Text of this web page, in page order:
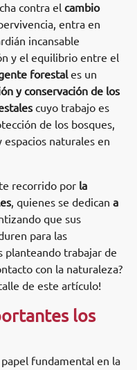
contra el cambio
entra en
incansable
y el equilibrio entre el
forestales un
y conservación de los
cuyo trabajo es
de los bosques,
espacios naturales en
recorrido por la
, quienes se dedican a
que sus
para las
planteando trabajar de
con la naturaleza?
de este artículo!
los
fundamental en la